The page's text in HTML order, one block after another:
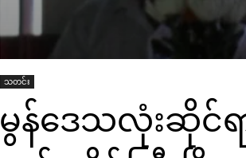
သတင်း
မွန်ဒေသလုံးဆိုင်ရ